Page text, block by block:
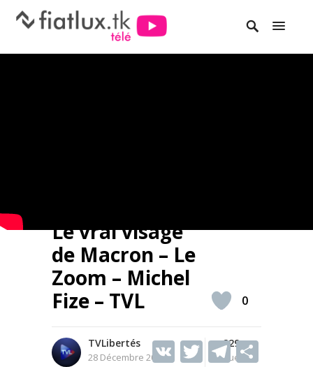
Le vrai visage
de Macron – Le
Zoom – Michel
Fize – TVL
TVLibertés
28 Décembre 2024
229
Vues
V T T
0